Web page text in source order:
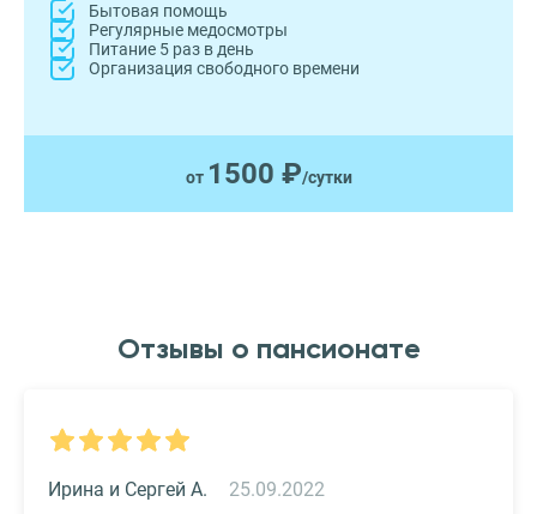
Бытовая помощь
Регулярные медосмотры
Питание 5 раз в день
Организация свободного времени
от 1500 ₽/сутки
Отзывы о пансионате
25.09.2022
Ирина и Сергей А.